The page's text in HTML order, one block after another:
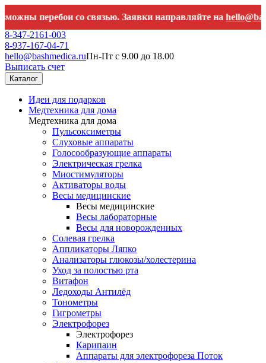
со связью. Заявки направляйте на
8-347-2161-003
8-937-167-04-71
hello@bashmedica.ruПн-Пт с 9.00 до 18.00
Выписать счет
Каталог
Идеи для подарков
Медтехника для дома
Медтехника для дома
Пульсоксиметры
Слуховые аппараты
Голосообразующие аппараты
Электрическая грелка
Миостимуляторы
Активаторы воды
Весы медицинские
Весы медицинские
Весы лабораторные
Весы для новорожденных
Солевая грелка
Аппликаторы Ляпко
Анализаторы глюкозы/холестерина
Уход за полостью рта
Витафон
Ледоходы Антилёд
Тонометры
Гигрометры
Электрофорез
Электрофорез
Карипаин
Аппараты для электрофореза Поток